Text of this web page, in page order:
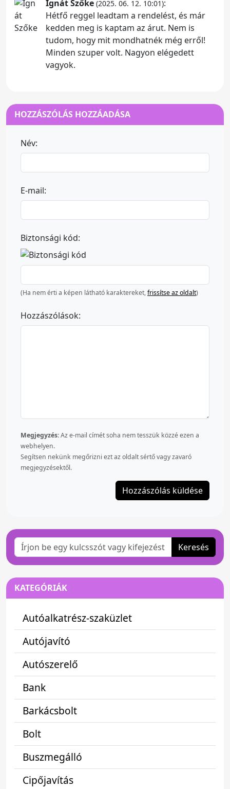
Ignát Szőke (2025. 06. 12. 10:01):
Hétfő reggel leadtam a rendelést, és már
kedden meg is kaptam az árut. Nem is
tudom, hogy mit mondhatnék még erről!
Minden szuper volt. Nagyon elégedett
vagyok.
HOZZÁSZÓLÁS HOZZÁADÁSA
Név:
E-mail:
Biztonsági kód:
(Ha nem érti a képen látható karaktereket,frissítse az oldalt)
Hozzászólások:
Megjegyzés:Az e-mail címét soha nem tesszük közzé ezen a
webhelyen.
Segítsen nekünk megőrizni ezt az oldalt sértő vagy zavaró
megjegyzésektől.
Keresés
KATEGÓRIÁK
Autóalkatrész-szaküzlet
Autójavító
Autószerelő
Bank
Barkácsbolt
Bolt
Buszmegálló
Cipőjavítás